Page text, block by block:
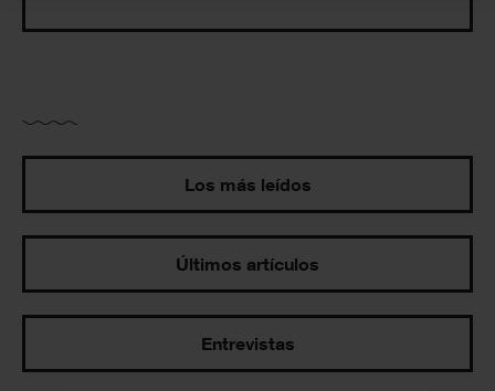
Los más leídos
Últimos artículos
Entrevistas